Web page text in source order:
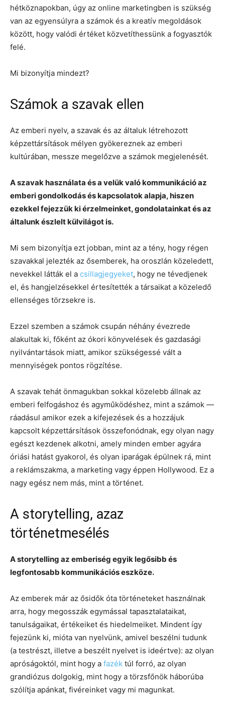
hétköznapokban, úgy az online marketingben is szükség
van az egyensúlyra a számok és a kreatív megoldások
között, hogy valódi értéket közvetíthessünk a fogyasztók
felé.
Mi bizonyítja mindezt?
Számok a szavak ellen
Az emberi nyelv, a szavak és az általuk létrehozott
képzettársítások mélyen gyökereznek az emberi
kultúrában, messze megelőzve a számok megjelenését.
A szavak használata és a velük való kommunikáció az
emberi gondolkodás és kapcsolatok alapja, hiszen
ezekkel fejezzük ki érzelmeinket, gondolatainkat és az
általunk észlelt külvilágot is.
Mi sem bizonyítja ezt jobban, mint az a tény, hogy régen
szavakkal jelezték az ősemberek, ha oroszlán közeledett,
nevekkel látták el a csillagjegyeket, hogy ne tévedjenek
el, és hangjelzésekkel értesítették a társaikat a közeledő
ellenséges törzsekre is.
Ezzel szemben a számok csupán néhány évezrede
alakultak ki, főként az ókori könyvelések és gazdasági
nyilvántartások miatt, amikor szükségessé vált a
mennyiségek pontos rögzítése.
A szavak tehát önmagukban sokkal közelebb állnak az
emberi felfogáshoz és agyműködéshez, mint a számok —
ráadásul amikor ezek a kifejezések és a hozzájuk
kapcsolt képzettársítások összefonódnak, egy olyan nagy
egészt kezdenek alkotni, amely minden ember agyára
óriási hatást gyakorol, és olyan iparágak épülnek rá, mint
a reklámszakma, a marketing vagy éppen Hollywood. Ez a
nagy egész nem más, mint a történet.
A storytelling, azaz
történetmesélés
A storytelling az emberiség egyik legősibb és
legfontosabb kommunikációs eszköze.
Az emberek már az ősidők óta történeteket használnak
arra, hogy megosszák egymással tapasztalataikat,
tanulságaikat, értékeiket és hiedelmeiket. Mindent így
fejezünk ki, mióta van nyelvünk, amivel beszélni tudunk
(a testrészt, illetve a beszélt nyelvet is ideértve): az olyan
apróságoktól, mint hogy a fazék túl forró, az olyan
grandiózus dolgokig, mint hogy a törzsfőnök háborúba
szólítja apánkat, fivéreinket vagy mi magunkat.